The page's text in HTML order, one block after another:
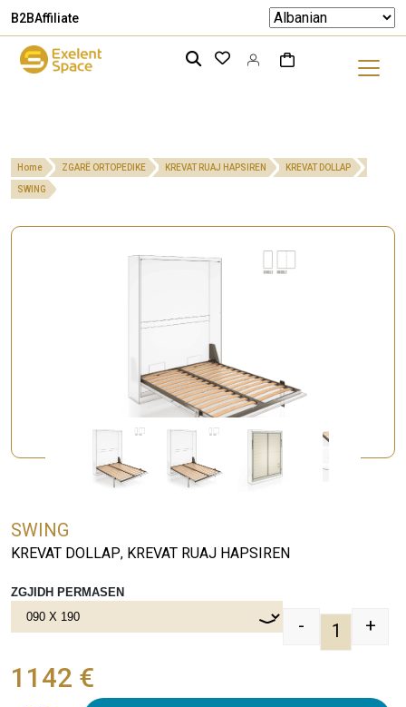
B2BAffiliate
Home ZGARË ORTOPEDIKE KREVAT RUAJ HAPSIREN KREVAT DOLLAP
SWING
SWING
KREVAT DOLLAP, KREVAT RUAJ HAPSIREN
ZGJIDH PERMASEN
SWING
- +
1142 €